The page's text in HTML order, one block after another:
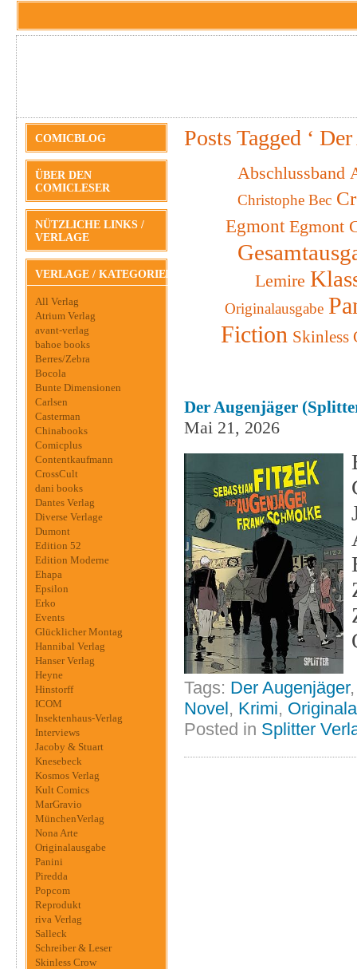
COMICBLOG
ÜBER DEN
COMICLESER
NÜTZLICHE LINKS /
VERLAGE
VERLAGE / KATEGORIEN
All Verlag
Atrium Verlag
avant-verlag
bahoe books
Berres/Zebra
Bocola
Bunte Dimensionen
Carlsen
Casterman
Chinabooks
Comicplus
Contentkaufmann
CrossCult
dani books
Dantes Verlag
Diverse Verlage
Dumont
Edition 52
Edition Moderne
Ehapa
Epsilon
Erko
Events
Glücklicher Montag
Hannibal Verlag
Hanser Verlag
Heyne
Hinstorff
ICOM
Insektenhaus-Verlag
Interviews
Jacoby & Stuart
Knesebeck
Kosmos Verlag
Kult Comics
MarGravio
MünchenVerlag
Nona Arte
Originalausgabe
Panini
Piredda
Popcom
Reprodukt
riva Verlag
Salleck
Schreiber & Leser
Skinless Crow
Posts Tagged ‘
Abschlussband
Christophe Bec
Egmont Egmont
Lemire
Originalausgabe
Fiction Skinless
Der Augenjäger
Mai 21, 2026
Tags: Der Augenjäger
Novel, Krimi,
Posted in Splitter